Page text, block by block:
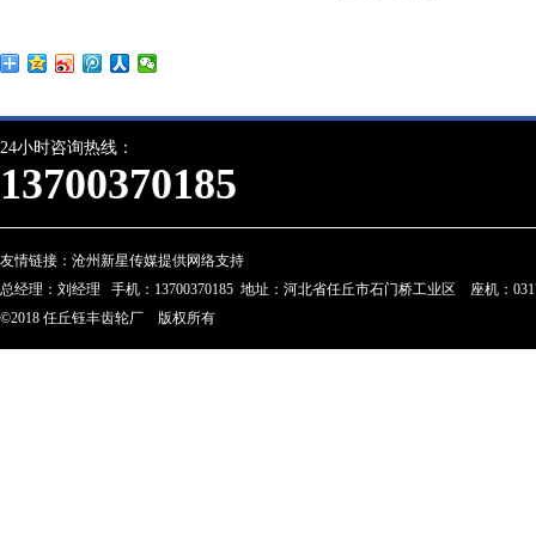
24小时咨询热线：
13700370185
友情链接： 沧州新星传媒提供网络支持
总经理：刘经理 手机：13700370185 地址：河北省任丘市石门桥工业区 座机：
©2018 任丘钰丰齿轮厂 版权所有